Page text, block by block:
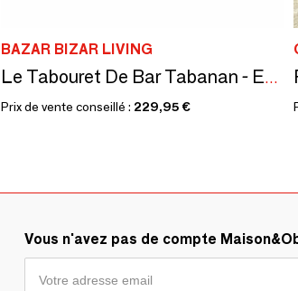
BAZAR BIZAR LIVING
Le Tabouret De Bar Tabanan - Extérieur
Prix de vente conseillé : 229,95 €
Vous n'avez pas de compte